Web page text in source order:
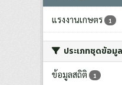
แรงงานเกษตร 1
ประเภทชุดข้อมูล
ข้อมูลสถิติ 1